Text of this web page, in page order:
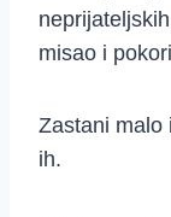
misao i
Zastani malo
ih.